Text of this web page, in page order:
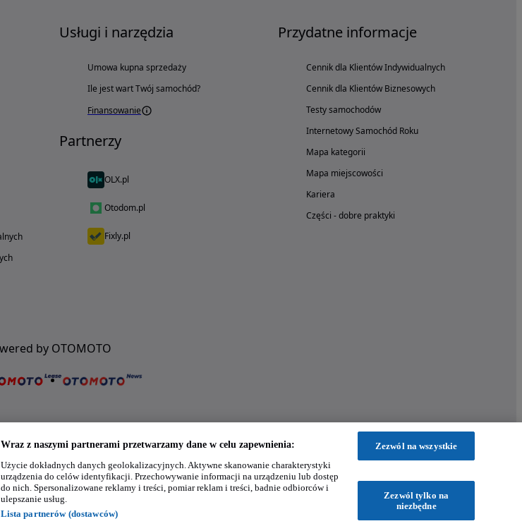
Usługi i narzędzia
Umowa kupna sprzedaży
Ile jest wart Twój samochód?
Finansowanie
Partnerzy
OLX.pl
Otodom.pl
Fixly.pl
Przydatne informacje
Cennik dla Klientów Indywidualnych
Cennik dla Klientów Biznesowych
Testy samochodów
Internetowy Samochód Roku
Mapa kategorii
Mapa miejscowości
Kariera
Części - dobre praktyki
by OTOMOTO
w twoim telefonie
Wraz z naszymi partnerami przetwarzamy dane w celu zapewnienia:
Użycie dokładnych danych geolokalizacyjnych. Aktywne skanowanie charakterystyki
urządzenia do celów identyfikacji. Przechowywanie informacji na urządzeniu lub dostęp
do nich. Spersonalizowane reklamy i treści, pomiar reklam i treści, badnie odbiorców i
ulepszanie usług.
Lista partnerów (dostawców)
Zezwól na wszystkie
Zezwól tylko na
niezbędne